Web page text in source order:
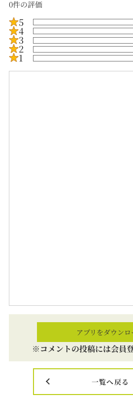
0件の評価
5
4
3
2
1
アプリをダウンロ
※コメントの投稿には会員登
一覧へ戻る